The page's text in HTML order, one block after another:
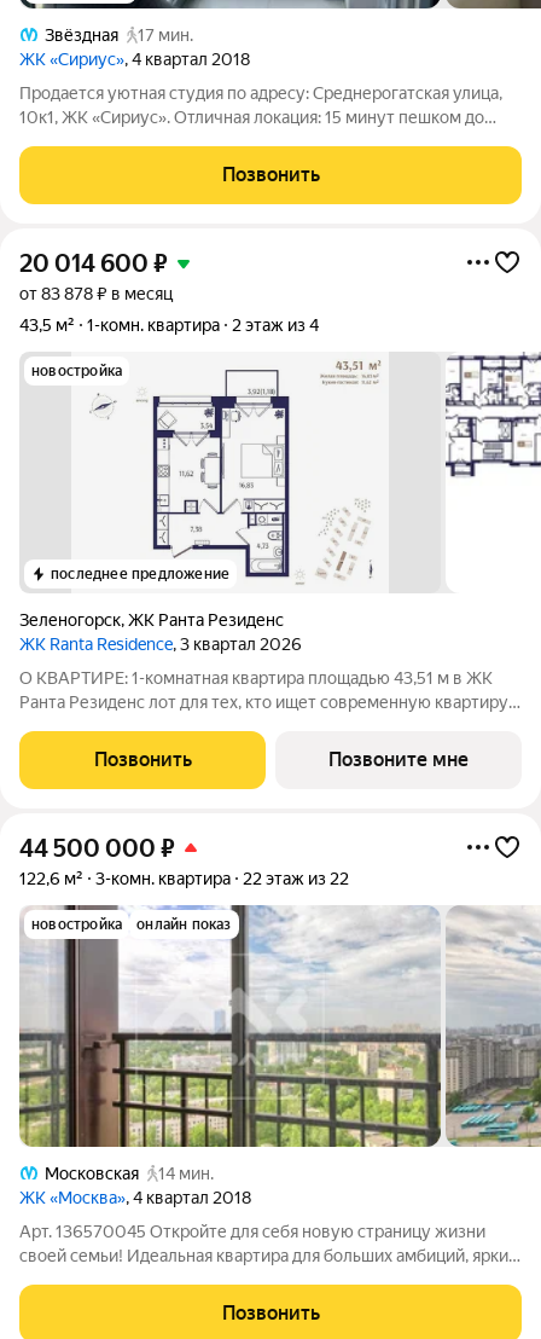
Звёздная
17 мин.
ЖК «Сириус», 4 квартал 2018
Продается уютная студия по адресу: Среднерогатская улица,
10к1, ЖК «Сириус». Отличная локация: 15 минут пешком до
Позвонить
20 014 600 ₽
от 83 878 ₽ в месяц
43,5 м²
1-комн. квартира 2 этаж из 4
новостройка
последнее предложение
Зеленогорск,ЖК Ранта Резиденс
ЖК Ranta Residence, 3 квартал 2026
О КВАРТИРЕ: 1-комнатная квартира площадью 43,51 м в ЖК
Ранта Резиденс лот для тех, кто ищет современную квартиру
панорамные окна. Панорамные окна дают больше света и
визуального воздуха. Окна
Позвонить Позвоните мне
44 500 000 ₽
122,6 м² 3-комн. квартира 22 этаж из 22
новостройка онлайн показ
Московская
14 мин.
ЖК «Москва», 4 квартал 2018
Арт. 136570045 Откройте для себя новую страницу жизни
своей семьи! Идеальная квартира для больших амбиций, ярких
Великолепная квартира площадью 122 м, расположенная в
престижном Московском районе
Позвонить